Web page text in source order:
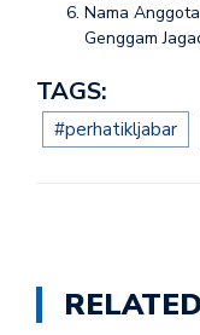
Nama
Genggam
TAGS:
#perhatikljabar